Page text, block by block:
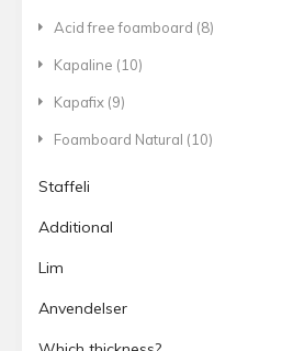
Acid free foamboard (8)
Kapaline (10)
Kapafix (9)
Foamboard Natural (10)
Staffeli
Additional
Lim
Anvendelser